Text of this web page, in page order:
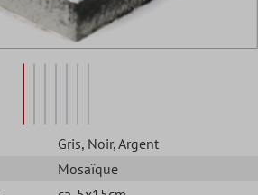
Gris, Noir, Argent
Mosaïque